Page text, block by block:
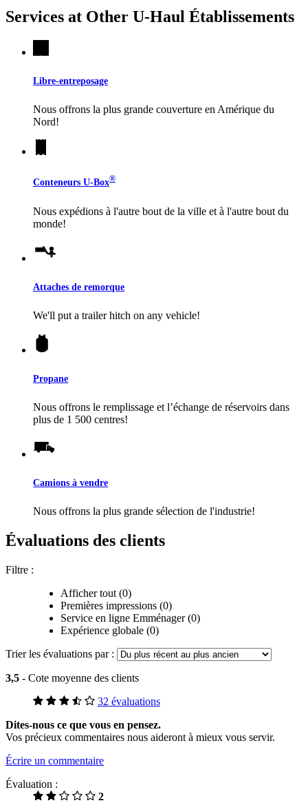
Services at Other U-Haul Établissements
Libre-entreposage
Nous offrons la plus grande couverture en Amérique du
Nord!
Conteneurs U-Box®
Nous expédions à l'autre bout de la ville et à l'autre bout du
monde!
Attaches de remorque
We'll put a trailer hitch on any vehicle!
Propane
Nous offrons le remplissage et l’échange de réservoirs dans
plus de 1 500 centres!
Camions à vendre
Nous offrons la plus grande sélection de l'industrie!
Évaluations des clients
Filtre :
Afficher tout (0)
Premières impressions (0)
Service en ligne Emménager (0)
Expérience globale (0)
Trier les évaluations par :
3,5 - Cote moyenne des clients
32 évaluations
Dites-nous ce que vous en pensez.
Vos précieux commentaires nous aideront à mieux vous servir.
Écrire un commentaire
Évaluation :
2